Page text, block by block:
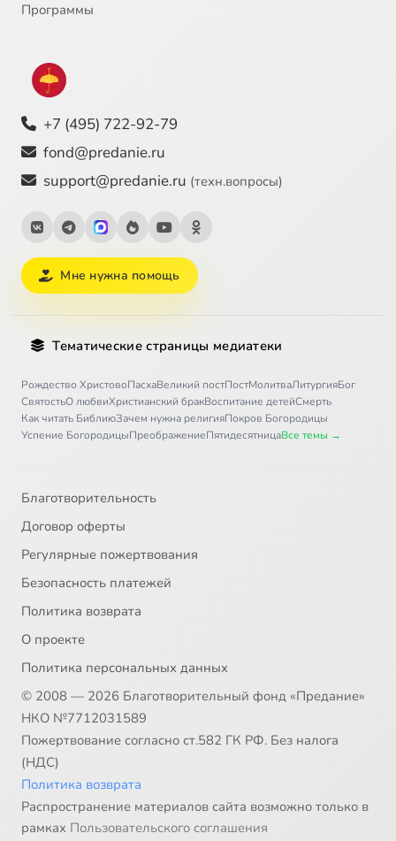
Программы
+7 (495) 722-92-79
fond@predanie.ru
support@predanie.ru (техн.вопросы)
Мне нужна помощь
Тематические страницы медиатеки
Рождество ХристовоПасхаВеликий постПостМолитваЛитургияБог
СвятостьО любвиХристианский бракВоспитание детейСмерть
Как читать БиблиюЗачем нужна религияПокров Богородицы
Успение БогородицыПреображениеПятидесятницаВсе темы →
Благотворительность
Договор оферты
Регулярные пожертвования
Безопасность платежей
Политика возврата
О проекте
Политика персональных данных
© 2008 — 2026 Благотворительный фонд «Предание»
НКО №7712031589
Пожертвование согласно ст.582 ГК РФ. Без налога
(НДС)
Политика возврата
Распространение материалов сайта возможно только в
рамках Пользовательского соглашения